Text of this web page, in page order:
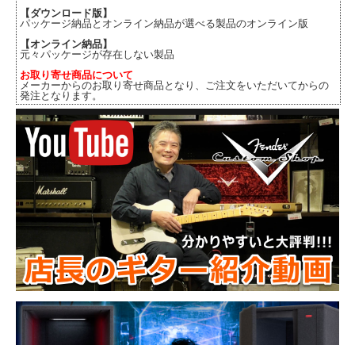
【ダウンロード版】
パッケージ納品とオンライン納品が選べる製品のオンライン版
【オンライン納品】
元々パッケージが存在しない製品
お取り寄せ商品について
メーカーからのお取り寄せ商品となり、ご注文をいただいてからの
発注となります。